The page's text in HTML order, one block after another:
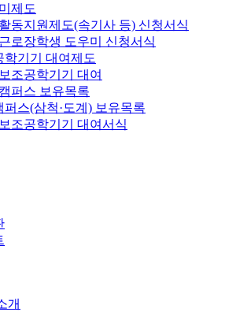
제도
동지원제도(속기사 등) 신청서식
로장학생 도우미 신청서식
학기기 대여제도
조공학기기 대여
퍼스 보유목록
퍼스(삼척·도계) 보유목록
조공학기기 대여서식
개